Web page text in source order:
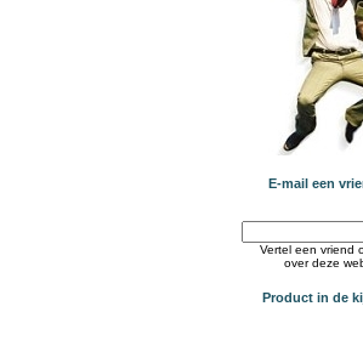
E-mail een
Vertel een vriend
over deze
Product in de